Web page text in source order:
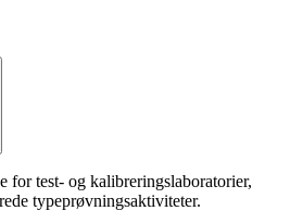
for test- og kalibreringslaboratorier,
typeprøvningsaktiviteter.